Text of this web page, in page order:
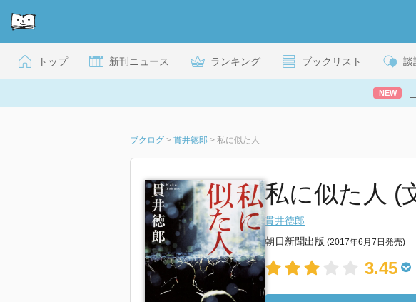
トップ 新刊ニュース ランキング ブックリスト 談
NEW
ブクログ > 貫井徳郎 > 私に似た人
私に似た人 (
貫井徳郎
朝日新聞出版 (2017年6月7日発売)
3.45